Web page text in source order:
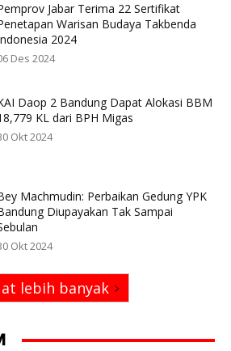
Jabar Terima 22 Sertifikat
Warisan Budaya Takbenda
2024
Des 2024
Daop 2 Bandung Dapat Alokasi BBM
KL dari BPH Migas
Okt 2024
Machmudin: Perbaikan Gedung YPK
Diupayakan Tak Sampai
Okt 2024
lebih banyak